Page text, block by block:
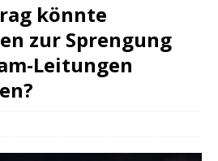
könnte
zur Sprengung
Leitungen